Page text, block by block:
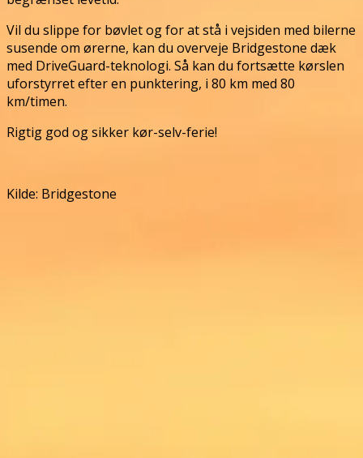
Vil du slippe for bøvlet og for at stå i vejsiden med bilerne
susende om ørerne, kan du overveje Bridgestone dæk
med DriveGuard-teknologi. Så kan du fortsætte kørslen
uforstyrret efter en punktering, i 80 km med 80
km/timen.
Rigtig god og sikker kør-selv-ferie!
Kilde: Bridgestone